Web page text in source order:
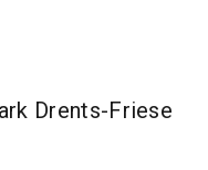
Drents-Friese